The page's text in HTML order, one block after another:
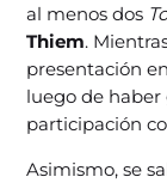
al menos dos
Thiem.
presentación
luego de
participación
Asimismo, se